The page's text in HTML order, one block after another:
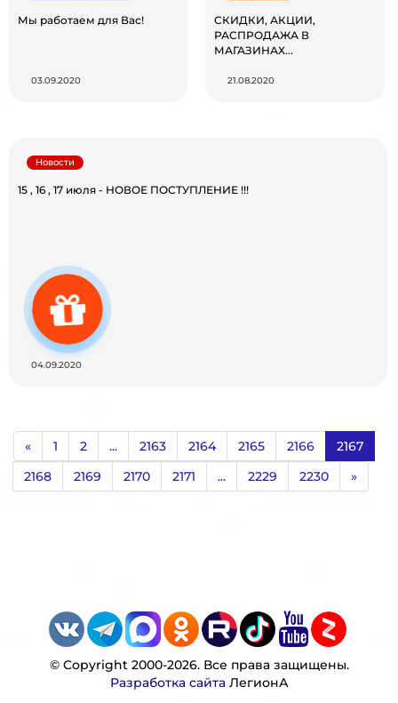
Мы работаем для Вас!
03.09.2020
СКИДКИ, АКЦИИ,
РАСПРОДАЖА В
МАГАЗИНАХ...
21.08.2020
15 , 16 , 17 июля - НОВОЕ ПОСТУПЛЕНИЕ !!!
Новости
04.09.2020
« 1 2 ... 2163 2164 2165 2166
2167
2168
2169 2170 2171 ... 2229 2230 »
© Copyright 2000-2026. Все права защищены.
Разработка сайтаЛегионА